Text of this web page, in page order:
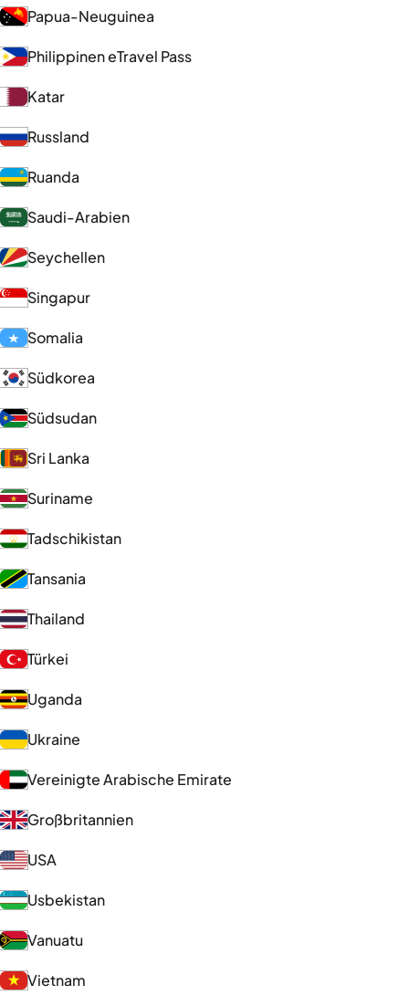
Papua-Neuguinea
Philippinen eTravel Pass
Katar
Russland
Ruanda
Saudi-Arabien
Seychellen
Singapur
Somalia
Südkorea
Südsudan
Sri Lanka
Suriname
Tadschikistan
Tansania
Thailand
Türkei
Uganda
Ukraine
Vereinigte Arabische Emirate
Großbritannien
USA
Usbekistan
Vanuatu
Vietnam